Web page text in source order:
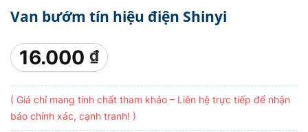
Van bướm tín hiệu điện Shinyi
16.000 ₫
( Giá chỉ mang tính chất tham khảo – Liên hệ trực tiếp để nhận
báo chính xác, cạnh tranh! )